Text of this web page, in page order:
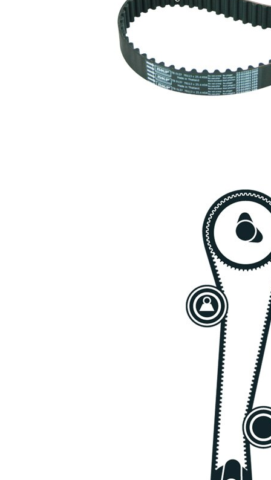
SKF03834